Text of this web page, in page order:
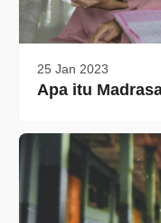
25 Jan 2023
Apa itu